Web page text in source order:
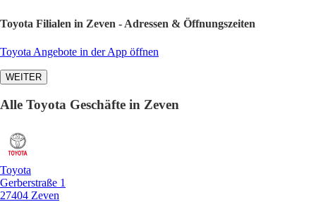
Toyota Filialen in Zeven - Adressen & Öffnungszeiten
Toyota Angebote in der App öffnen
WEITER
Alle Toyota Geschäfte in Zeven
Toyota
Gerberstraße 1
27404 Zeven